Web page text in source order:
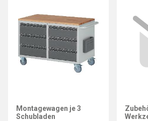
Montagewagen je 3
Schubladen